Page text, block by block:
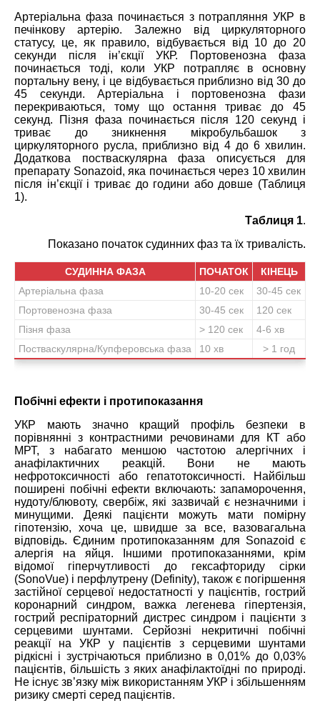
Артеріальна фаза починається з потрапляння УКР в
печінкову артерію. Залежно від циркуляторного
статусу, це, як правило, відбувається від 10 до 20
секунди після ін’єкції УКР. Портовенозна фаза
починається тоді, коли УКР потрапляє в основну
портальну вену, і це відбувається приблизно від 30 до
45 секунди. Артеріальна і портовенозна фази
перекриваються, тому що остання триває до 45
секунд. Пізня фаза починається після 120 секунд і
триває до зникнення мікробульбашок з
циркуляторного русла, приблизно від 4 до 6 хвилин.
Додаткова постваскулярна фаза описується для
препарату Sonazoid, яка починається через 10 хвилин
після ін’єкції і триває до години або довше (Таблиця
1).
Таблиця 1.
Показано початок судинних фаз та їх тривалість.
СУДИННА ФАЗА ПОЧАТОК
КІНЕЦЬ
Артеріальна фаза
10-20 сек
30-45 сек
Портовенозна фаза
30-45 сек
120 сек
Пізня фаза
> 120 сек
4-6 хв
Постваскулярна/Купферовська фаза
10 хв > 1 год
Побічні ефекти і протипоказання
УКР мають значно кращий профіль безпеки в
порівнянні з контрастними речовинами для КТ або
МРТ, з набагато меншою частотою алергічних і
анафілактичних реакцій. Вони не мають
нефротоксичності або гепатотоксичності. Найбільш
поширені побічні ефекти включають: запаморочення,
нудоту/блювоту, свербіж, які зазвичай є незначними і
минущими. Деякі пацієнти можуть мати помірну
гіпотензію, хоча це, швидше за все, вазовагальна
відповідь. Єдиним протипоказанням для Sonazoid є
алергія на яйця. Іншими протипоказаннями, крім
відомої гіперчутливості до гексафториду сірки
(SonoVue) і перфлутрену (Definity), також є погіршення
застійної серцевої недостатності у пацієнтів, гострий
коронарний синдром, важка легенева гіпертензія,
гострий респіраторний дистрес синдром і пацієнти з
серцевими шунтами. Серйозні некритичні побічні
реакції на УКР у пацієнтів з серцевими шунтами
рідкісні і зустрічаються приблизно в 0,01% до 0,03%
пацієнтів, більшість з яких анафілактоїдні по природі.
Не існує зв’язку між використанням УКР і збільшенням
ризику смерті серед пацієнтів.